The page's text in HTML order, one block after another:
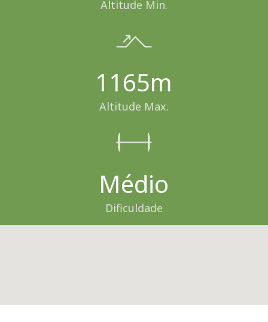
Altitude Min.
1165m
Altitude Max.
Médio
Dificuldade